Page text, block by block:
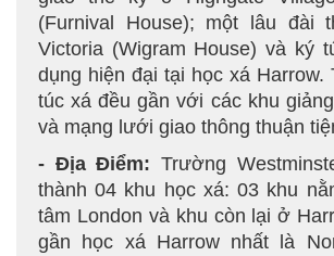
(Furnival House); một lâu đài
Victoria (Wigram House) và ký
dụng hiện đại tại học xá Harrow.
túc xá đều gần với các khu
và mạng lưới giao thông thuận
- Địa Điểm: Trường
thành 04 khu học xá: 03 khu
tâm London và khu còn lại ở
gần học xá Harrow nhất là